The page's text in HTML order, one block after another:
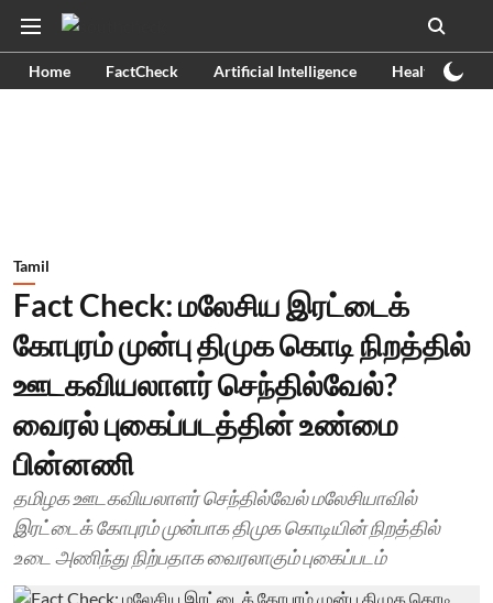
Home FactCheck Artificial Intelligence Health
Tamil
Fact Check: மலேசிய இரட்டைக்
கோபுரம் முன்பு திமுக கொடி நிறத்தில்
ஊடகவியலாளர் செந்தில்வேல்?
வைரல் புகைப்படத்தின் உண்மை
பின்னணி
தமிழக ஊடகவியலாளர் செந்தில்வேல் மலேசியாவில்
இரட்டைக் கோபுரம் முன்பாக திமுக கொடியின் நிறத்தில்
உடை அணிந்து நிற்பதாக வைரலாகும் புகைப்படம்